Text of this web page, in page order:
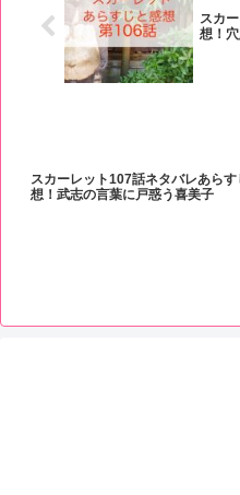
スカ
想！
スカーレット107話ネタバレあらす
想！武志の言葉に戸惑う喜美子